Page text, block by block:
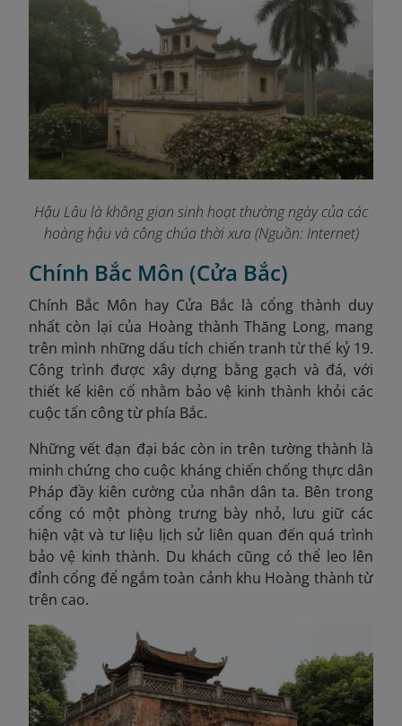
Hậu Lâu là không gian sinh hoạt thường ngày của các
hoàng hậu và công chúa thời xưa (Nguồn: Internet)
Chính Bắc Môn (Cửa Bắc)
Chính Bắc Môn hay Cửa Bắc là cổng thành duy
nhất còn lại của Hoàng thành Thăng Long, mang
trên mình những dấu tích chiến tranh từ thế kỷ 19.
Công trình được xây dựng bằng gạch và đá, với
thiết kế kiên cố nhằm bảo vệ kinh thành khỏi các
cuộc tấn công từ phía Bắc.
Những vết đạn đại bác còn in trên tường thành là
minh chứng cho cuộc kháng chiến chống thực dân
Pháp đầy kiên cường của nhân dân ta. Bên trong
cổng có một phòng trưng bày nhỏ, lưu giữ các
hiện vật và tư liệu lịch sử liên quan đến quá trình
bảo vệ kinh thành. Du khách cũng có thể leo lên
đỉnh cổng để ngắm toàn cảnh khu Hoàng thành từ
trên cao.